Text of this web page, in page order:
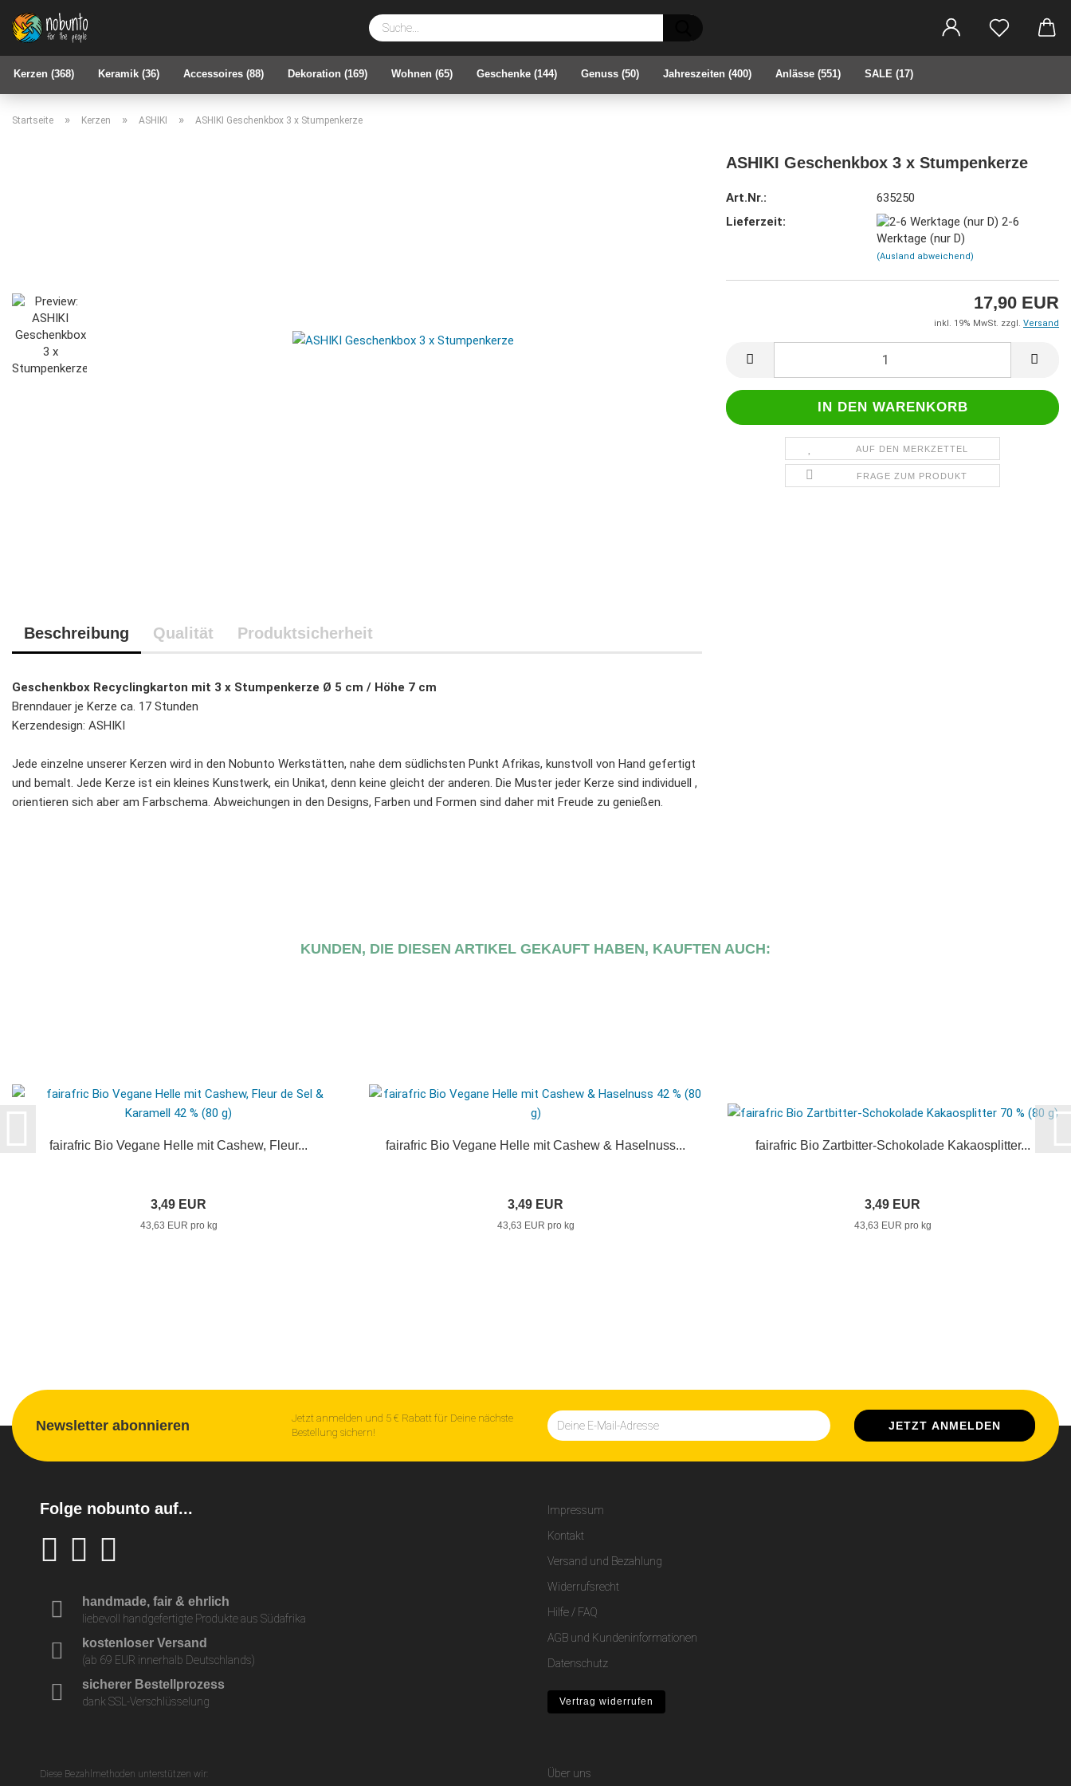
Suche...
Kerzen (368) Keramik (36) Accessoires (88) Dekoration (169) Wohnen (65) Geschenke (144) Genuss (50) Jahreszeiten (400) Anlässe (551) SALE (17)
Startseite » Kerzen » ASHIKI » ASHIKI Geschenkbox 3 x Stumpenkerze
ASHIKI Geschenkbox 3 x Stumpenkerze
Art.Nr.:
635250
Lieferzeit:
2-6
Werktage (nur D)
(Ausland abweichend)
17,90 EUR
inkl. 19% MwSt. zzgl. Versand
AUF DEN MERKZETTEL
FRAGE ZUM PRODUKT
Beschreibung Qualität Produktsicherheit
Geschenkbox Recyclingkarton mit 3 x Stumpenkerze Ø 5 cm / Höhe 7 cm
Brenndauer je Kerze ca. 17 Stunden
Kerzendesign: ASHIKI
Jede einzelne unserer Kerzen wird in den Nobunto Werkstätten, nahe dem südlichsten Punkt Afrikas, kunstvoll von Hand gefertigt
und bemalt. Jede Kerze ist ein kleines Kunstwerk, ein Unikat, denn keine gleicht der anderen. Die Muster jeder Kerze sind individuell ,
orientieren sich aber am Farbschema. Abweichungen in den Designs, Farben und Formen sind daher mit Freude zu genießen.
KUNDEN, DIE DIESEN ARTIKEL GEKAUFT HABEN, KAUFTEN AUCH:
fairafric Bio Vegane Helle mit Cashew, Fleur...
3,49 EUR
43,63 EUR pro kg
fairafric Bio Vegane Helle mit Cashew & Haselnuss...
3,49 EUR
43,63 EUR pro kg
fairafric Bio Zartbitter-Schokolade Kakaosplitter...
3,49 EUR
43,63 EUR pro kg
Newsletter abonnieren
Jetzt anmelden und 5 € Rabatt für Deine nächste
Bestellung sichern!
Folge nobunto auf...
handmade, fair & ehrlich
liebevoll handgefertigte Produkte aus Südafrika
kostenloser Versand
(ab 69 EUR innerhalb Deutschlands)
sicherer Bestellprozess
dank SSL-Verschlüsselung
Impressum
Kontakt
Versand und Bezahlung
Widerrufsrecht
Hilfe / FAQ
AGB und Kundeninformationen
Datenschutz
Vertrag widerrufen
Diese Bezahlmethoden unterstützen wir: Über uns